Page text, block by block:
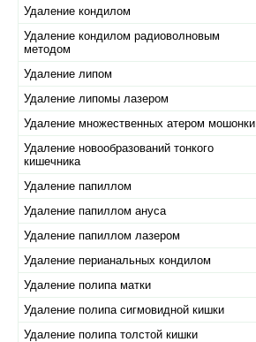
Удаление кондилом
Удаление кондилом радиоволновым
методом
Удаление липом
Удаление липомы лазером
Удаление множественных атером мошонки
Удаление новообразований тонкого
кишечника
Удаление папиллом
Удаление папиллом ануса
Удаление папиллом лазером
Удаление перианальных кондилом
Удаление полипа матки
Удаление полипа сигмовидной кишки
Удаление полипа толстой кишки